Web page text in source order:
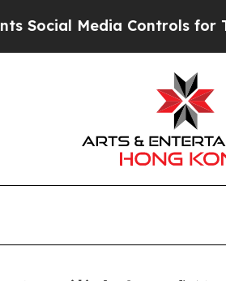
Media Controls for Their